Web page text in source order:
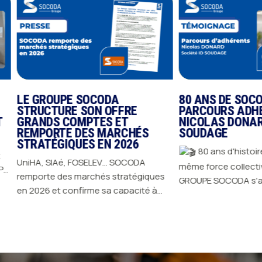
LE GROUPE SOCODA
STRUCTURE SON OFFRE
GRANDS COMPTES ET
REMPORTE DES MARCHÉS
STRATÉGIQUES EN 2026
UniHA, SIAé, FOSELEV… SOCODA
remporte des marchés stratégiques
en 2026 et confirme sa capacité à
80 ANS DE
PARCOURS
NICOLAS
SOUDAGE
80 ans
même force collective. Depuis
GROUPE SOCODA
riches, portés par